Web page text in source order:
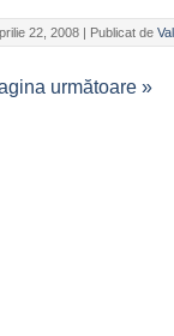
22, 2008 | Publicat de
următoare »